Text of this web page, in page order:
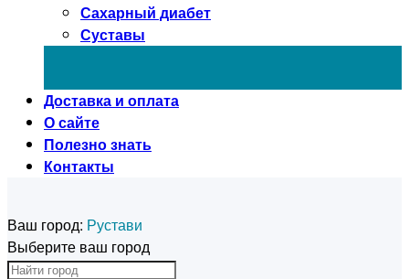
Сахарный диабет
Суставы
Доставка и оплата
О сайте
Полезно знать
Контакты
Ваш город: Рустави
Выберите ваш город